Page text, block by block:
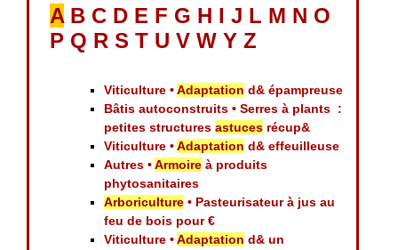
A B C D E F G H I J L M N O
P Q R S T U V W Y Z
Viticulture •Adaptation d& épampreuse
Bâtis autoconstruits • Serres à plants :
petites structuresastuces récup&
Viticulture •Adaptation d& effeuilleuse
Autres •Armoire à produits
phytosanitaires
Arboriculture • Pasteurisateur à jus au
feu de bois pour €
Viticulture •Adaptation d& un